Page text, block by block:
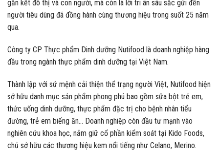
gắn kết đô thị và con người, mà còn là lời tri ân sâu sắc gửi đến
người tiêu dùng đã đồng hành cùng thương hiệu trong suốt 25 năm
qua.
Công ty CP Thực phẩm Dinh dưỡng Nutifood là doanh nghiệp hàng
đầu trong ngành thực phẩm dinh dưỡng tại Việt Nam.
Thành lập với sứ mệnh cải thiện thể trạng người Việt, Nutifood hiện
sở hữu danh mục sản phẩm phong phú bao gồm sữa bột trẻ em,
thức uống dinh dưỡng, thực phẩm đặc trị cho bệnh nhân tiểu
đường, trẻ em biếng ăn… Doanh nghiệp còn đầu tư mạnh vào
nghiên cứu khoa học, nắm giữ cổ phần kiểm soát tại Kido Foods,
chủ sở hữu các thương hiệu kem nổi tiếng như Celano, Merino.